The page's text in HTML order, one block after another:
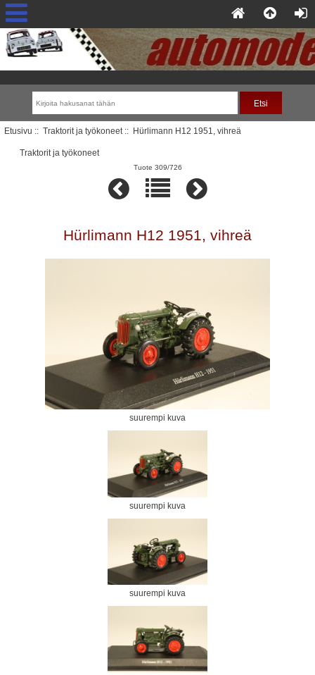
Etusivu :: Traktorit ja työkoneet:: Hürlimann H12 1951, vihreä
Traktorit ja työkoneet
Tuote 309/726
Hürlimann H12 1951, vihreä
suurempi kuva
suurempi kuva
suurempi kuva